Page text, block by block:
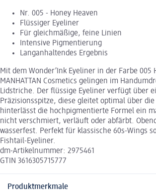
Nr. 005 - Honey Heaven
Flüssiger Eyeliner
Für gleichmäßige, feine Linien
Intensive Pigmentierung
Langanhaltendes Ergebnis
Mit dem Wonder’Ink Eyeliner in der Farbe 005
MANHATTAN Cosmetics gelingen im
Lidstriche. Der flüssige Eyeliner verfügt über
Präzisionsspitze, diese gleitet optimal über
hinterlässt die hochpigmentierte Formel ein
nicht verschmiert, verläuft oder abfärbt.
wasserfest. Perfekt für klassische 60s-Wings
Fishtail-Eyeliner.
dm-Artikelnummer: 2975461
GTIN 3616305715777
Produktmerkmale